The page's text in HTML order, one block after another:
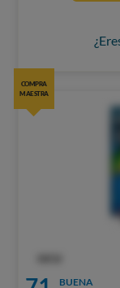
COMPRA
MAESTRA
BUENA